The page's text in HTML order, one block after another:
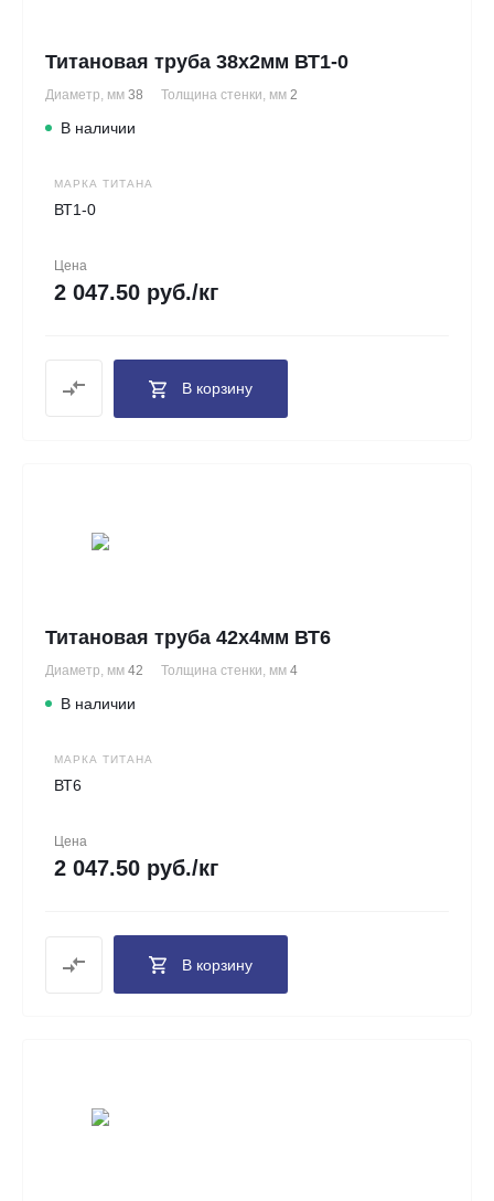
Титановая труба 38х2мм ВТ1-0
Диаметр, мм 38 Толщина стенки, мм 2
В наличии
МАРКА ТИТАНА
ВТ1-0
Цена
2 047.50 руб./кг
В корзину
Титановая труба 42х4мм ВТ6
Диаметр, мм 42 Толщина стенки, мм 4
В наличии
МАРКА ТИТАНА
ВТ6
Цена
2 047.50 руб./кг
В корзину